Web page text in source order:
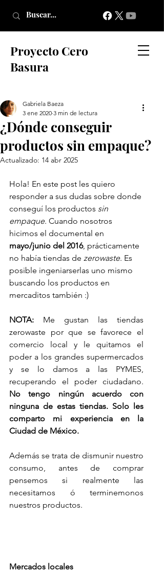
Proyecto Cero
Basura
¿Dónde conseguir
productos sin empaque?
Gabriela Baeza
3 ene 2020 3 min de lectura
Actualizado: 14 abr 2025
Hola! En este post les quiero
responder a sus dudas sobre donde
conseguí los productos sin
empaque. Cuando nosotros
hicimos el documental en
mayo/junio del 2016, prácticamente
no había tiendas de zerowaste. Es
posible ingeniarserlas uno mismo
buscando los productos en
mercaditos también :)
NOTA: Me gustan las tiendas
zerowaste por que se favorece el
comercio local y le quitamos el
poder a los grandes supermercados
y se lo damos a las PYMES,
No tengo ningún acuerdo con
ninguna de estas tiendas. Solo les
comparto mi experiencia en la
Ciudad de México.
Además se trata de dismunir nuestro
consumo, antes de comprar
pensemos si realmente las
necesitamos ó terminemonos
nuestros productos.
Mercados locales